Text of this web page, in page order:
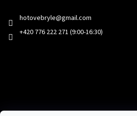
hotovebryle@gmail.com
+420 776 222 271 (9:00-16:30)